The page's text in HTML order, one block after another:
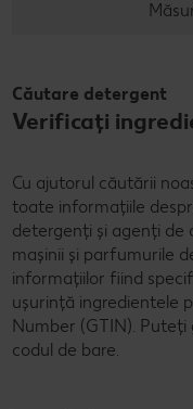
Căutare detergent
Verificați
Cu ajutorul căutării
toate informațiile
detergenți și agenți de
mașinii și parfumurile
informațiilor fiind
ușurință ingredientele
Number (GTIN).
codul de bare.